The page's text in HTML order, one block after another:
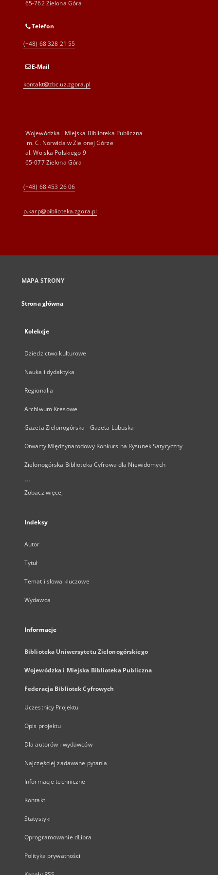
65-762 Zielona Góra
Telefon
(+48) 68 328 21 55
E-Mail
kontakt@zbc.uz.zgora.pl
Wojewódzka i Miejska Biblioteka Publiczna
im. C. Norwida w Zielonej Górze
al. Wojska Polskiego 9
65-077 Zielona Góra
(+48) 68 453 26 06
p.karp@biblioteka.zgora.pl
MAPA STRONY
Strona główna
Kolekcje
Dziedzictwo kulturowe
Nauka i dydaktyka
Regionalia
Archiwum Kresowe
Gazeta Zielonogórska - Gazeta Lubuska
Otwarty Międzynarodowy Konkurs na Rysunek Satyryczny
Zielonogórska Biblioteka Cyfrowa dla Niewidomych
...
Zobacz więcej
Indeksy
Autor
Tytuł
Temat i słowa kluczowe
Wydawca
Informacje
Biblioteka Uniwersytetu Zielonogórskiego
Wojewódzka i Miejska Biblioteka Publiczna
Federacja Bibliotek Cyfrowych
Uczestnicy Projektu
Opis projektu
Dla autorów i wydawców
Najczęściej zadawane pytania
Informacje techniczne
Kontakt
Statystyki
Oprogramowanie dLibra
Polityka prywatności